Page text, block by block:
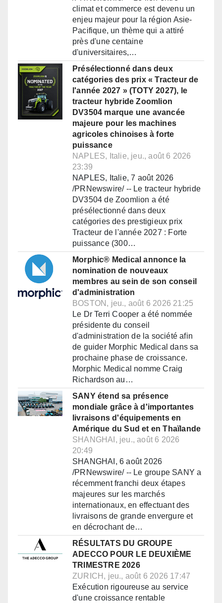
climat et commerce est devenu un
enjeu majeur pour la région Asie-
Pacifique, un thème qui a attiré
près d'une centaine
d'universitaires,…
Présélectionné dans deux
catégories des prix « Tracteur de
l'année 2027 » (TOTY 2027), le
tracteur hybride Zoomlion
DV3504 marque une avancée
majeure pour les machines
agricoles chinoises à forte
puissance
NAPLES, Italie, jeu., août 6 2026
23:39
NAPLES, Italie, 7 août 2026
/PRNewswire/ -- Le tracteur hybride
DV3504 de Zoomlion a été
présélectionné dans deux
catégories des prestigieux prix
Tracteur de l'année 2027 : Forte
puissance (300…
Morphic® Medical annonce la
nomination de nouveaux
membres au sein de son conseil
d'administration
BOSTON, jeu., août 6 2026 21:25
Le Dr Terri Cooper a été nommée
présidente du conseil
d'administration de la société afin
de guider Morphic Medical dans sa
prochaine phase de croissance.
Morphic Medical nomme Craig
Richardson au…
SANY étend sa présence
mondiale grâce à d'importantes
livraisons d'équipements en
Amérique du Sud et en Thaïlande
SHANGHAI, jeu., août 6 2026
20:49
SHANGHAI, 6 août 2026
/PRNewswire/ -- Le groupe SANY a
récemment franchi deux étapes
majeures sur les marchés
internationaux, en effectuant des
livraisons de grande envergure et
en décrochant de…
RÉSULTATS DU GROUPE
ADECCO POUR LE DEUXIÈME
TRIMESTRE 2026
ZURICH, jeu., août 6 2026 17:47
Exécution rigoureuse au service
d'une croissance rentable